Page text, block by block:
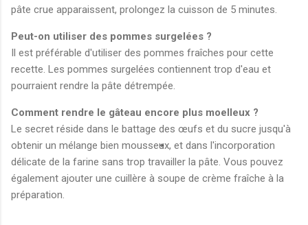
pâte crue apparaissent, prolongez la cuisson de 5 minutes.
Peut-on utiliser des pommes surgelées ?
Il est préférable d'utiliser des pommes fraîches pour cette
recette. Les pommes surgelées contiennent trop d'eau et
pourraient rendre la pâte détrempée.
Comment rendre le gâteau encore plus moelleux ?
Le secret réside dans le battage des œufs et du sucre jusqu'à
obtenir un mélange bien mousseux, et dans l'incorporation
délicate de la farine sans trop travailler la pâte. Vous pouvez
également ajouter une cuillère à soupe de crème fraîche à la
préparation.